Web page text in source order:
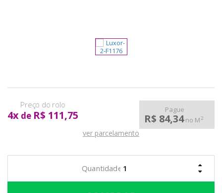
4x de R$ 111,75 Pague
R$ 84,34no M2
ver parcelamento